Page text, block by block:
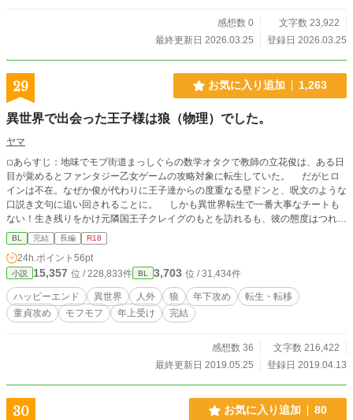
感想数 0
文字数 23,922
最終更新日 2026.03.25
登録日 2026.03.25
29 お気に入り追加 1,263
異世界で出会った王子様は狼（物理）でした。
ヤマ
◽︎あらすじ：地味でモブ街道まっしぐらの数学オタクで教師の立花俊は、ある日
目が覚めるとファンタジー乙女ゲームの攻略対象に転生していた。 だがヒロ
インは不在。なぜか俊が代わりに王子達からの度重なる壁ドンと、呪文のような
口説き文句に追い回されることに。 しかも異世界転生で一番大事なチートも
ない！生き残りをかけ元隣国王子クレイグのもとを訪れるも、彼の態度はつれな
い。だが満月の夜、狼に変身していたクレイグの正体を見抜いたせいで彼は人間
に戻り、理性を失った彼に押し倒されてしまう。クレイグが呪われた人狼である
と聞いた俊は、今後も発情期に「発散」する手伝いをすると提案する。 人狼の
元王子（ハイスペック誠実童貞）×数学オタクの数学教師（童貞） 初投稿です。
よろしくお願いします。 ※脇キャラにNL要素あり(R18なし)。 ※R18は中盤以
降です。獣姦はありません。 ※ムーンライトノベルズ様へも投稿しています。
BL 完結 長編 R18
24h.ポイント 56pt
小説 15,357 位 / 228,833件 BL 3,703 位 / 31,434件
ハッピーエンド 異世界 人外 狼 年下攻め
転生・転移
童貞攻め
モフモフ 年上受け 完結
感想数 36
文字数 216,422
最終更新日 2019.05.25
登録日 2019.04.13
30 お気に入り追加 80